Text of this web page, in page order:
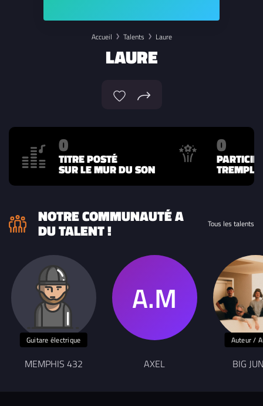
Accueil Talents Laure
LAURE
0
TITRE POSTÉ
SUR LE MUR DU SON
0
NOTRE COMMUNAUTÉ A
DU TALENT ! Tous les talents
Guitare électrique
MEMPHIS 432 AXEL
Auteur /
BIG